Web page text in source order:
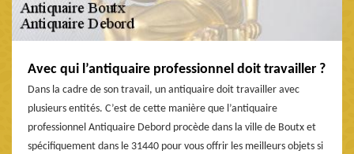
Avec qui l’antiquaire professionnel doit travailler ?
Dans la cadre de son travail, un antiquaire doit travailler avec
plusieurs entités. C’est de cette manière que l’antiquaire
professionnel Antiquaire Debord procède dans la ville de Boutx et
spécifiquement dans le 31440 pour vous offrir les meilleurs objets si